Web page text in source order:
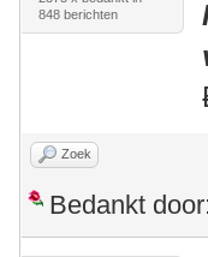
848 berichten
Zoek
Bedankt door: